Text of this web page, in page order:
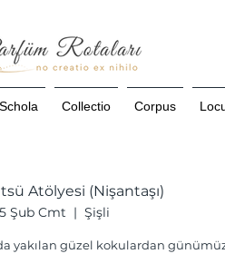
Schola Collectio Corpus
Atölyesi (Nişantaşı)
Şub Cmt
  |
Şişli
yakılan güzel kokulardan